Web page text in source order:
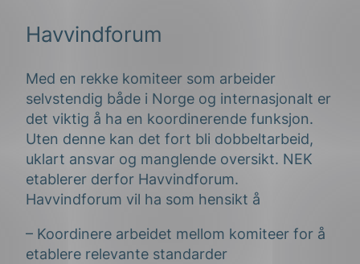
Havvindforum
Med en rekke komiteer som arbeider
selvstendig både i Norge og internasjonalt er
det viktig å ha en koordinerende funksjon.
Uten denne kan det fort bli dobbeltarbeid,
uklart ansvar og manglende oversikt. NEK
etablerer derfor Havvindforum.
Havvindforum vil ha som hensikt å
– Koordinere arbeidet mellom komiteer for å
etablere relevante standarder